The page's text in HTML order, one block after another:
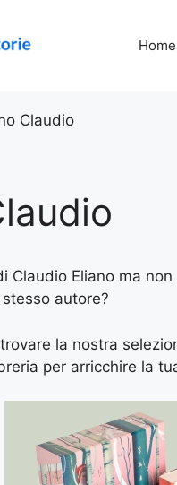
Home
Claudio
Claudio Eliano ma
autore?
la nostra
per arricchire la